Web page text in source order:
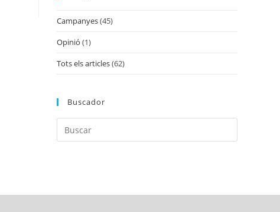
Campanyes(45)
Opinió (1)
Tots els articles(62)
Buscador